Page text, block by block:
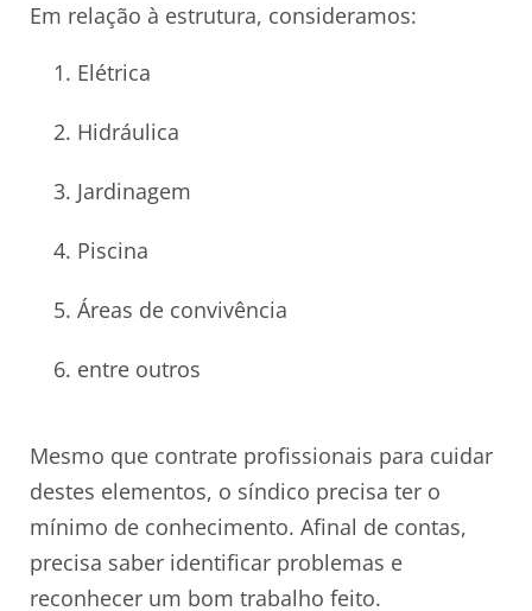
Em relação à estrutura, consideramos:
Elétrica
Hidráulica
Jardinagem
Piscina
Áreas de convivência
entre outros
Mesmo que contrate profissionais para cuidar
destes elementos, o síndico precisa ter o
mínimo de conhecimento. Afinal de contas,
precisa saber identificar problemas e
reconhecer um bom trabalho feito.